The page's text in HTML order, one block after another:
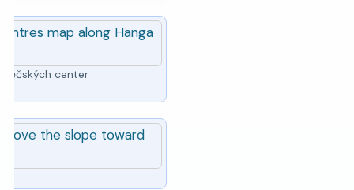
center